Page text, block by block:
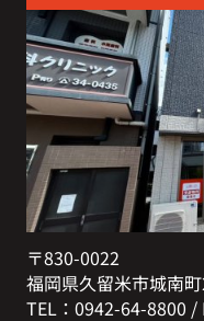
〒830-0022
福岡県久留米市城南
TEL：0942-64-8800 /